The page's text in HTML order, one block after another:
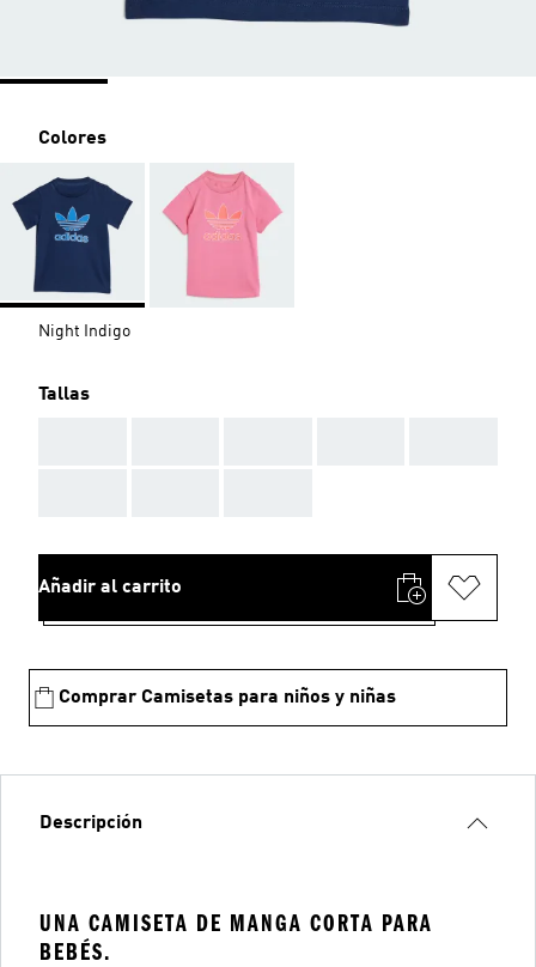
Colores
Night Indigo
Tallas
Añadir al carrito
Comprar Camisetas para niños y niñas
Descripción
UNA CAMISETA DE MANGA CORTA PARA
BEBÉS.